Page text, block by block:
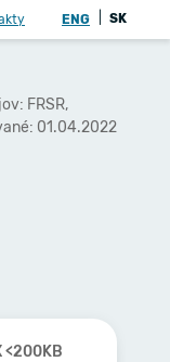
ENG SK
FRSR,
01.04.2022
<200KB